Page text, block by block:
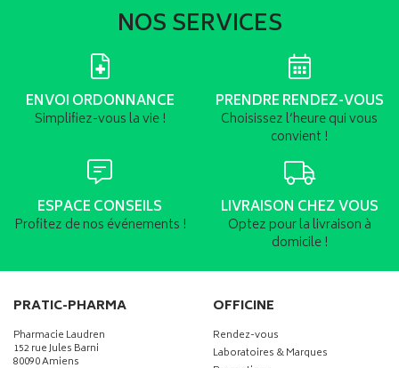
NOS SERVICES
ENVOI ORDONNANCE
Simplifiez-vous la vie !
PRENDRE RENDEZ-VOUS
Choisissez l’heure qui vous
convient !
ESPACE CONSEILS
Profitez de nos événements !
LIVRAISON CHEZ VOUS
Optez pour la livraison à
domicile !
PRATIC-PHARMA
Pharmacie Laudren
152 rue Jules Barni
80090 Amiens
OFFICINE
Rendez-vous
Laboratoires & Marques